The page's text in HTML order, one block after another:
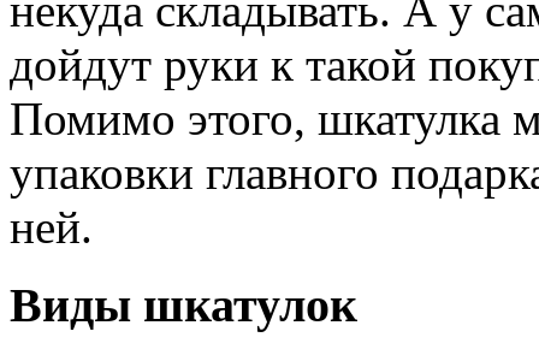
дойдут руки к такой
Помимо этого, шкатулка
упаковки главного
ней.
Виды шкатулок